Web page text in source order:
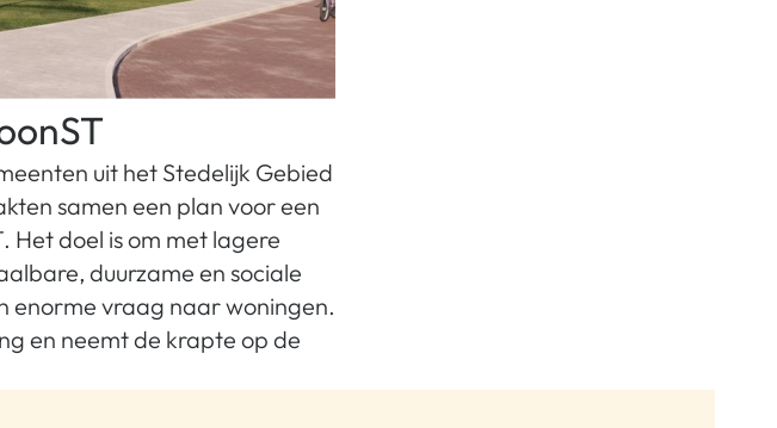
uit het Stedelijk Gebied
samen een plan voor een
Het doel is om met lagere
duurzame en sociale
enorme vraag naar woningen.
en neemt de krapte op de